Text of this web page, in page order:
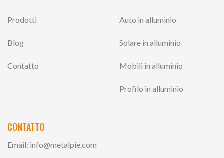
Prodotti
Blog
Contatto
Auto in alluminio
Solare in alluminio
Mobili in alluminio
Profilo in alluminio
CONTATTO
Email: info@metalpie.com